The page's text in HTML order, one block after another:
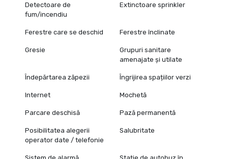
Detectoare de
fum/incendiu
Extinctoare sprinkler
Ferestre care se deschid Ferestre înclinate
Gresie
Grupuri sanitare
amenajate și utilate
Îndepărtarea zăpezii Îngrijirea spațiilor verzi
Internet Mochetă
Parcare deschisă Pază permanentă
Posibilitatea alegerii
operator date / telefonie
Salubritate